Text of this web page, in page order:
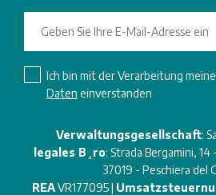
Ich bin mit der Verarbeitung
Daten einverstanden
Verwaltungsgesellschaft:
legales B¸ro: Strada Bergamini,
37019 - Peschiera del
REAVR177095 |